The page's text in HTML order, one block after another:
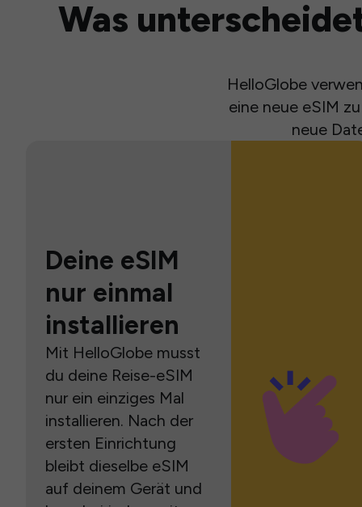
Was
HelloGlobe
eine neue eSIM
neue
Deine eSIM
nur einmal
installieren
Mit HelloGlobe musst
du deine Reise-eSIM
nur ein einziges Mal
installieren. Nach der
ersten Einrichtung
bleibt dieselbe eSIM
auf deinem Gerät und